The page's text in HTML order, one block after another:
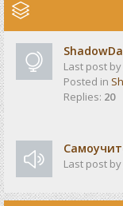
Last post by
Posted in
Replies: 20
Last post by